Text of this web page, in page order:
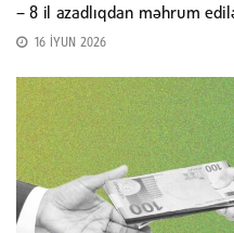
– 8 il azadlıqdan məhrum
16 İYUN 2026